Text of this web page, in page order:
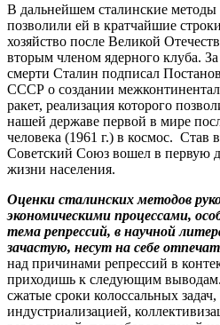
В дальнейшем сталинские методы
позволили ей в кратчайшие
хозяйство после Великой
вторым членом ядерного клуба.
смерти Сталин подписал
СССР о создании
ракет, реализация которого
нашей державе первой в мире
человека (1961 г.) в космос. Став
Советский Союз вошел в первую
жизни населения.
Оценки сталинских методов
экономическими процессами,
тема репрессий, в научной
зачастую, несут на себе
над причинами репрессий в
приходишь к следующим
сжатые сроки колоссальных
индустриализацией,